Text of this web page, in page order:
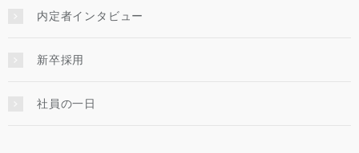
内定者インタビュー
新卒採用
社員の一日